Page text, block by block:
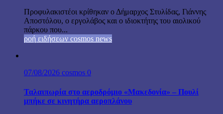
Προφυλακιστέοι κρίθηκαν ο Δήμαρχος Στυλίδας, Γιάννης
Αποστόλου, ο εργολάβος και ο ιδιοκτήτης του αιολικού
πάρκου που...
ροή ειδήσεων cosmos news
07/08/2026 cosmos 0
Ταλαιπωρία στο αεροδρόμιο «Μακεδονία» – Πουλί
μπήκε σε κινητήρα αεροπλάνου